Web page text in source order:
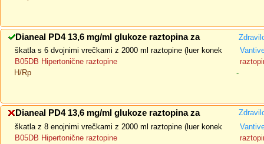
Dianeal PD4 13,6 mg/ml glukoze raztopina za
škatla s 6 dvojnimi vrečkami z 2000 ml raztopine (luer konek
B05DB Hipertonične raztopine
H/Rp
-
Dianeal PD4 13,6 mg/ml glukoze raztopina za
škatla z 8 enojnimi vrečkami z 2000 ml raztopine (luer konek
B05DB Hipertonične raztopine